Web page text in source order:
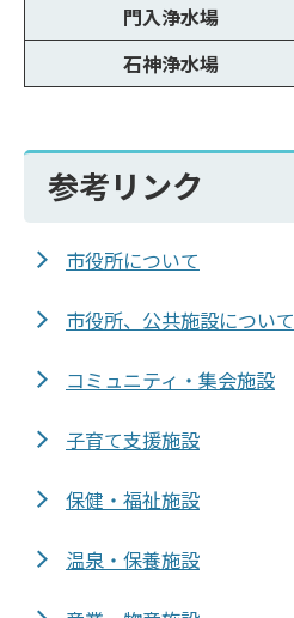
門入浄水場
石神浄水場
参考リンク
市役所について
市役所、公共施設について
コミュニティ・集会施設
子育て支援施設
保健・福祉施設
温泉・保養施設